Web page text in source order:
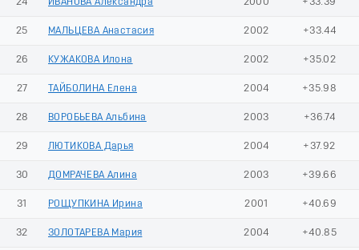
25 МАЛЬЦЕВА Анастасия 2002 +33.44
26 КУЖАКОВА Илона 2002 +35.02
27 ТАЙБОЛИНА Елена 2004 +35.98
28 ВОРОБЬЕВА Альбина 2003 +36.74
29 ЛЮТИКОВА Дарья 2004 +37.92
30 ДОМРАЧЕВА Алина 2003 +39.66
31 РОЩУПКИНА Ирина 2001 +40.69
32 ЗОЛОТАРЕВА Мария 2004 +40.85